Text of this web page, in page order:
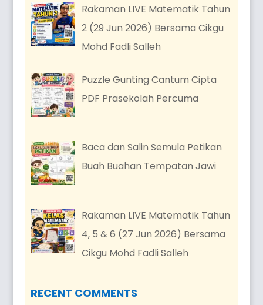
Rakaman LIVE Matematik Tahun
2 (29 Jun 2026) Bersama Cikgu
Mohd Fadli Salleh
Puzzle Gunting Cantum Cipta
PDF Prasekolah Percuma
Baca dan Salin Semula Petikan
Buah Buahan Tempatan Jawi
Rakaman LIVE Matematik Tahun
4, 5 & 6 (27 Jun 2026) Bersama
Cikgu Mohd Fadli Salleh
RECENT COMMENTS